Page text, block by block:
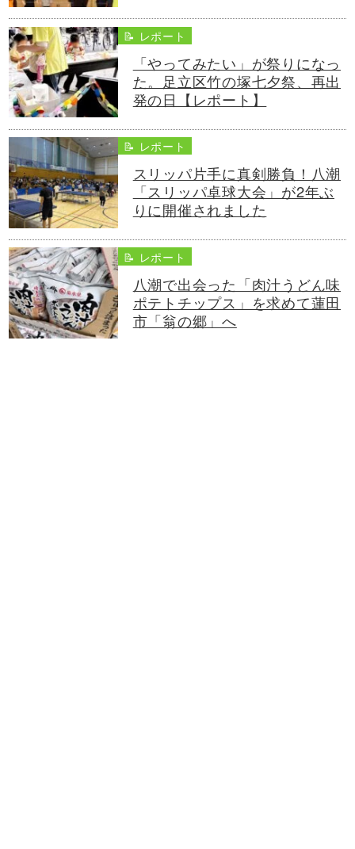
📝 レポート
「やってみたい」が祭りになっ
た。足立区竹の塚七夕祭、再出
発の日【レポート】
📝 レポート
スリッパ片手に真剣勝負！八潮
「スリッパ卓球大会」が2年ぶ
りに開催されました
📝 レポート
八潮で出会った「肉汁うどん味
ポテトチップス」を求めて蓮田
市「翁の郷」へ